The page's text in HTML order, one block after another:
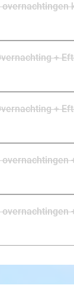
overnachtingen
+
+
overnachtingen